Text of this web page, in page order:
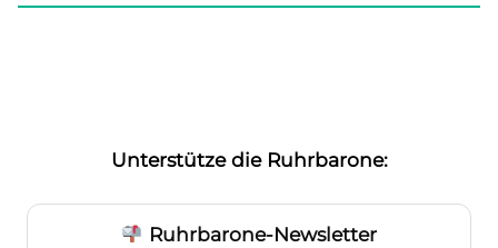
Unterstütze die Ruhrbarone:
Ruhrbarone-Newsletter